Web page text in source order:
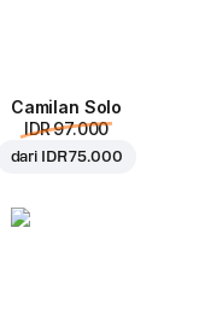
Camilan Solo
IDR 97.000
dari IDR 75.000